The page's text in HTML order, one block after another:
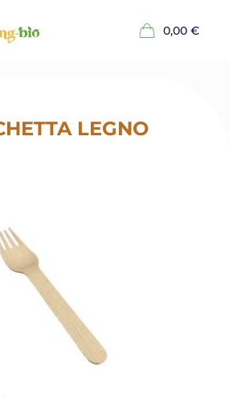
0,00 €
LEGNO